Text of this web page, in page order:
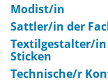
Modist/in
Sattler/in der
Textilgestalter/
Sticken
Technische/r